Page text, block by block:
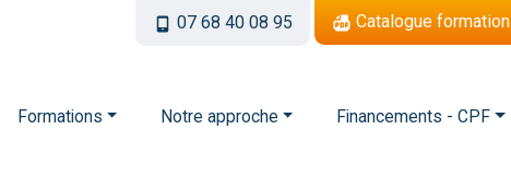
07 68 40 08 95 Catalogue formation
Formations Notre approche Financements - CPF